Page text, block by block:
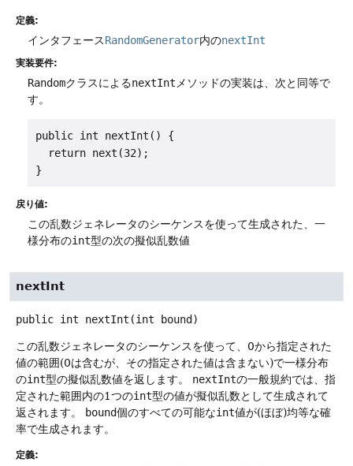
定義:
インタフェースRandomGenerator内のnextInt
実装要件:
RandomクラスによるnextInt メソッドの実装は、次と同等で
す。
public int nextInt() {
  return next(32);
}
戻り値:
この乱数ジェネレータのシーケンスを使って生成された、一
様分布のint型の次の擬似乱数値
nextInt
public int nextInt (int bound)
この乱数ジェネレータのシーケンスを使って、0から指定された
値の範囲(0は含むが、その指定された値は含まない)で一様分布
のint型の擬似乱数値を返します。 nextIntの一般規約では、指
定された範囲内の1つのint型の値が擬似乱数として生成されて
返されます。
bound個のすべての可能なint値が(ほぼ)均等な確
率で生成されます。
定義: